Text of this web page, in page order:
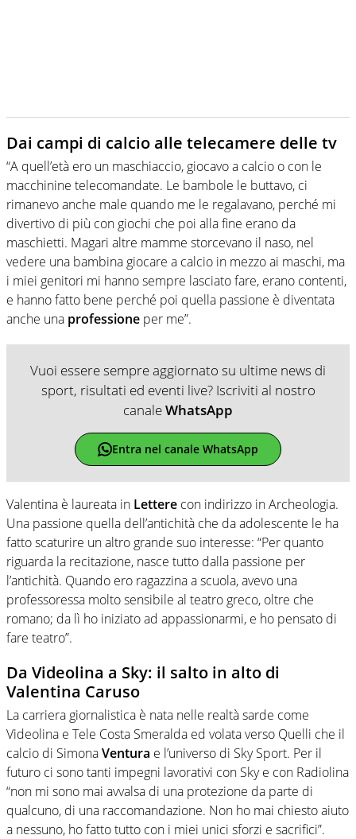
Dai campi di calcio alle telecamere delle tv
“A quell’età ero un maschiaccio, giocavo a calcio o con le
macchinine telecomandate. Le bambole le buttavo, ci
rimanevo anche male quando me le regalavano, perché mi
divertivo di più con giochi che poi alla fine erano da
maschietti. Magari altre mamme storcevano il naso, nel
vedere una bambina giocare a calcio in mezzo ai maschi, ma
i miei genitori mi hanno sempre lasciato fare, erano contenti,
e hanno fatto bene perché poi quella passione è diventata
anche una professione per me”.
Vuoi essere sempre aggiornato su ultime news di
sport, risultati ed eventi live? Iscriviti al nostro
canaleWhatsApp
Entra nel canale WhatsApp
Valentina è laureata in Lettere con indirizzo in Archeologia.
Una passione quella dell’antichità che da adolescente le ha
fatto scaturire un altro grande suo interesse: “Per quanto
riguarda la recitazione, nasce tutto dalla passione per
l’antichità. Quando ero ragazzina a scuola, avevo una
professoressa molto sensibile al teatro greco, oltre che
romano; da lì ho iniziato ad appassionarmi, e ho pensato di
fare teatro”.
Da Videolina a Sky: il salto in alto di
Valentina Caruso
La carriera giornalistica è nata nelle realtà sarde come
Videolina e Tele Costa Smeralda ed volata verso Quelli che il
calcio di SimonaVentura e l’universo di Sky Sport. Per il
futuro ci sono tanti impegni lavorativi con Sky e con Radiolina
“non mi sono mai avvalsa di una protezione da parte di
qualcuno, di una raccomandazione. Non ho mai chiesto aiuto
a nessuno, ho fatto tutto con i miei unici sforzi e sacrifici”.